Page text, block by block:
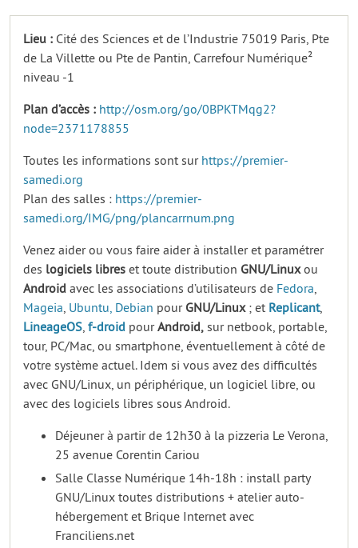
Lieu : Cité des Sciences et de l’Industrie 75019 Paris, Pte
de La Villette ou Pte de Pantin, Carrefour Numérique²
niveau -1
Plan d’accès : http://osm.org/go/0BPKTMqg2?
node=2371178855
Toutes les informations sont sur https://premier-
samedi.org
Plan des salles : https://premier-
samedi.org/IMG/png/plancarrnum.png
Venez aider ou vous faire aider à installer et paramétrer
des logiciels libres et toute distribution GNU/Linuxou
Android avec les associations d’utilisateurs de Fedora,
Mageia, Ubuntu, Debian pour GNU/Linux; et Replicant,
LineageOS, f-droid pourAndroid, sur netbook, portable,
tour, PC/Mac, ou smartphone, éventuellement à côté de
votre système actuel. Idem si vous avez des difficultés
avec GNU/Linux, un périphérique, un logiciel libre, ou
avec des logiciels libres sous Android.
Déjeuner à partir de 12h30 à la pizzeria Le Verona,
25 avenue Corentin Cariou
Salle Classe Numérique 14h-18h : install party
GNU/Linux toutes distributions + atelier auto-
hébergement et Brique Internet avec
Franciliens.net